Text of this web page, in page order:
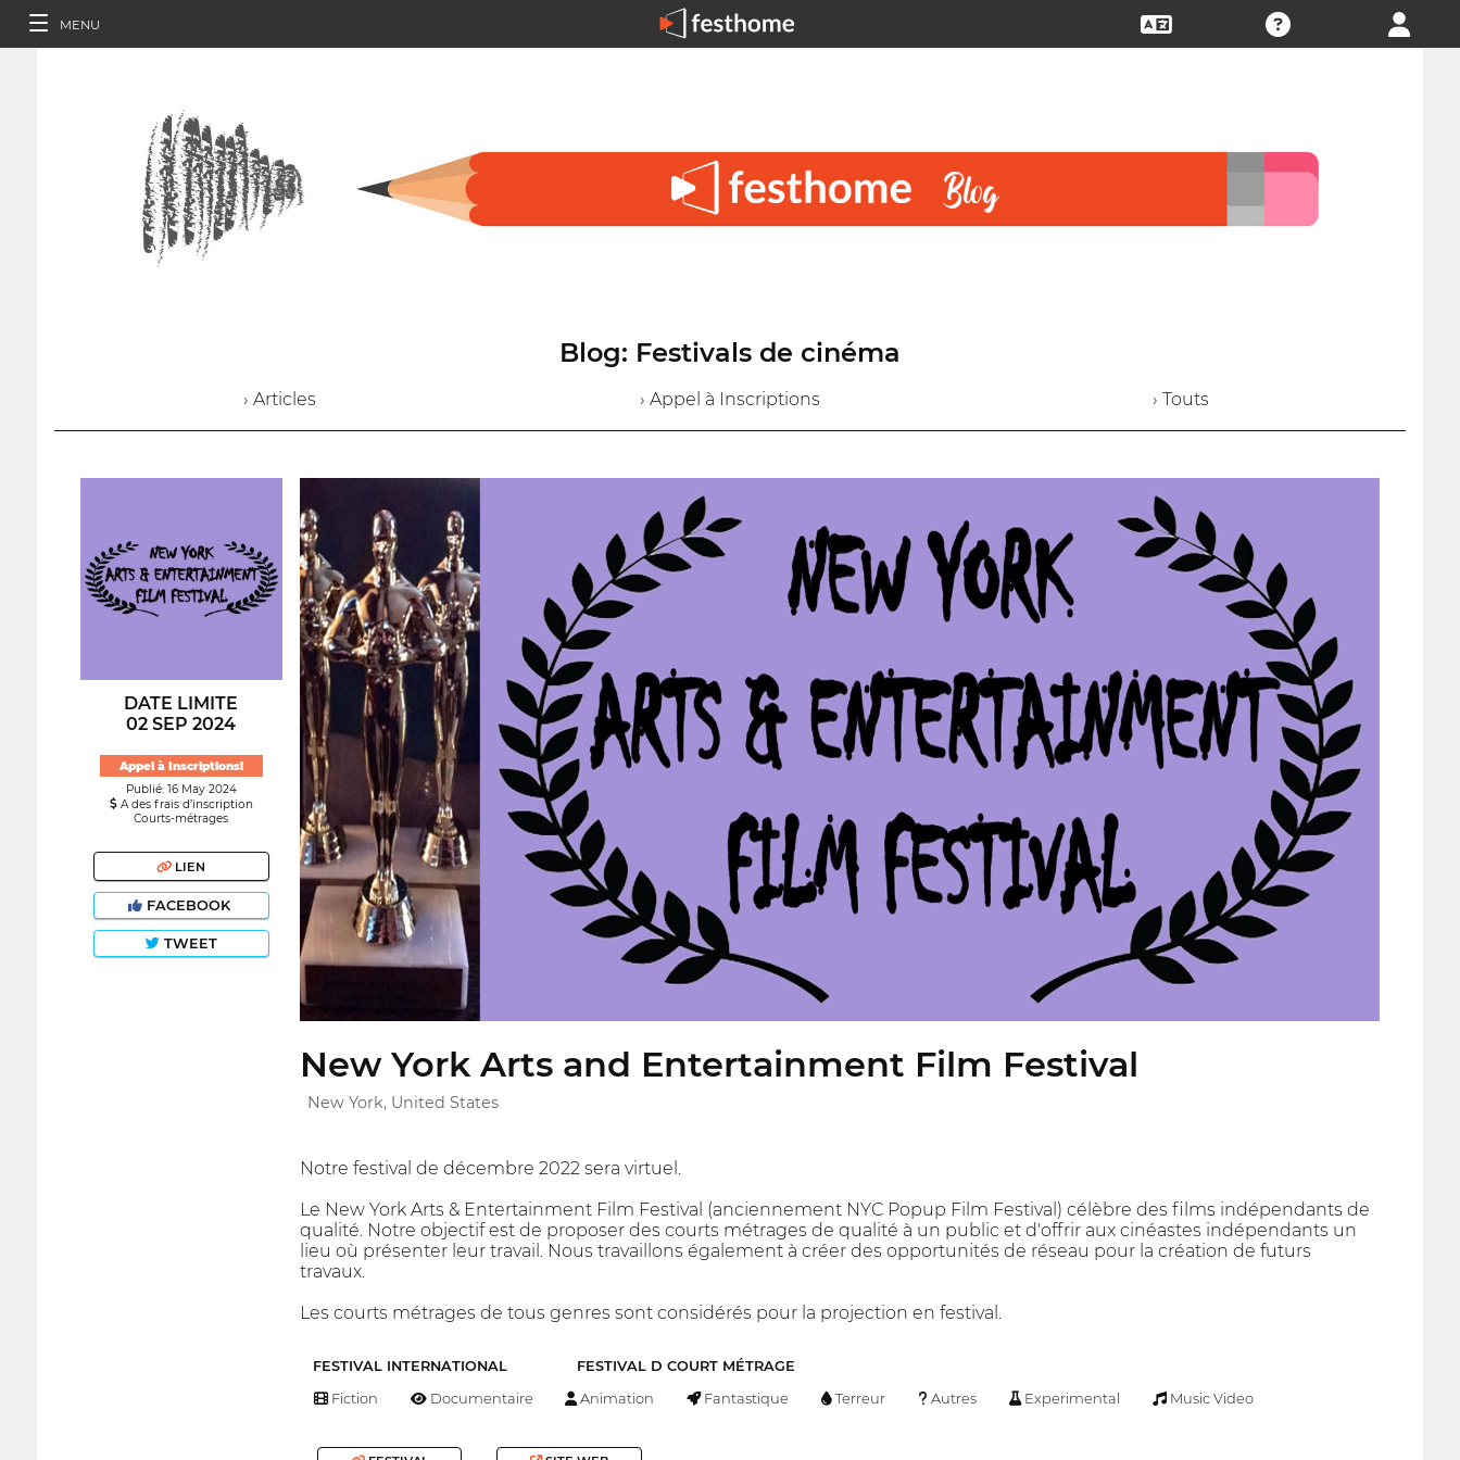
MENU
Blog: Festivals de cinéma
› Articles › Appel à Inscriptions › Touts
DATE LIMITE
02 SEP 2024
Appel à Inscriptions!
Publié: 16 May 2024
A des frais d’inscription
Courts-métrages
LIEN
FACEBOOK
TWEET
New York Arts and Entertainment Film Festival
New York, United States
Notre festival de décembre 2022 sera virtuel.
Le New York Arts & Entertainment Film Festival (anciennement NYC Popup Film Festival) célèbre des films indépendants de
qualité. Notre objectif est de proposer des courts métrages de qualité à un public et d'offrir aux cinéastes indépendants un
lieu où présenter leur travail. Nous travaillons également à créer des opportunités de réseau pour la création de futurs
travaux.
Les courts métrages de tous genres sont considérés pour la projection en festival.
FESTIVAL INTERNATIONAL FESTIVAL D COURT MÉTRAGE
Fiction Documentaire Animation Fantastique Terreur Autres Experimental Music Video